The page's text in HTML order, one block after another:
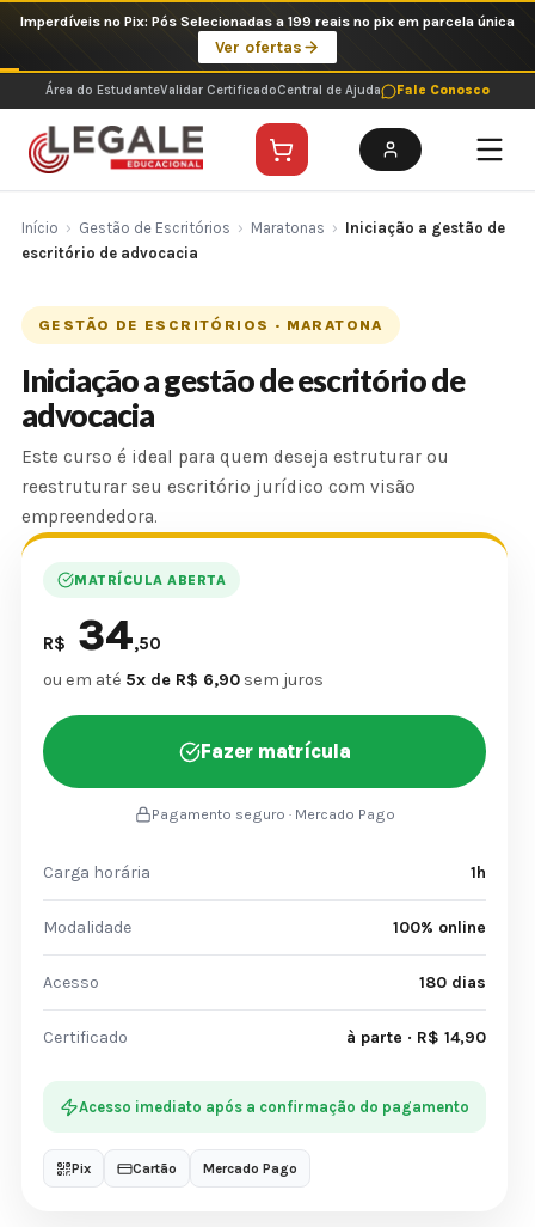
o
conteúdo
Imperdíveis no Pix: Pós Selecionadas a 199 reais no pix em parcela única
Ver ofertas
Área do EstudanteValidar CertificadoCentral de Ajuda Fale Conosco
Início › Gestão de Escritórios › Maratonas › Iniciação a gestão de
escritório de advocacia
GESTÃO DE ESCRITÓRIOS · MARATONA
Iniciação a gestão de escritório de
advocacia
Este curso é ideal para quem deseja estruturar ou
reestruturar seu escritório jurídico com visão
empreendedora.
MATRÍCULA ABERTA
R$ 34,50
ou em até 5x de R$ 6,90 sem juros
Fazer matrícula
Pagamento seguro · Mercado Pago
Carga horária 1h
Modalidade 100% online
Acesso 180 dias
Certificado à parte · R$ 14,90
Acesso imediato após a confirmação do pagamento
Pix Cartão Mercado Pago